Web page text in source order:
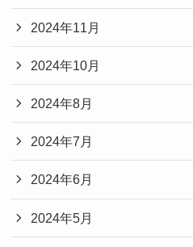
2024年11月
2024年10月
2024年8月
2024年7月
2024年6月
2024年5月